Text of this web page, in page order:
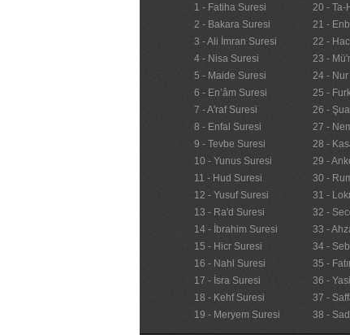
1 - Fatiha Suresi
2 - Bakara Suresi
3 - Ali İmran Suresi
4 - Nisa Suresi
5 - Maide Suresi
6 - En’âm Suresi
7 - A'raf Suresi
8 - Enfal Suresi
9 - Tevbe Suresi
10 - Yunus Suresi
11 - Hud Suresi
12 - Yusuf Suresi
13 - Ra'd Suresi
14 - İbrahim Suresi
15 - Hicr Suresi
16 - Nahl Suresi
17 - İsra Suresi
18 - Kehf Suresi
19 - Meryem Suresi
20 - Ta-
21 -
22 -
23 -
24 -
25 -
26 -
27 -
28 -
29 -
30 -
31 -
32 -
33 -
34 -
35 -
36 -
37 -
38 -